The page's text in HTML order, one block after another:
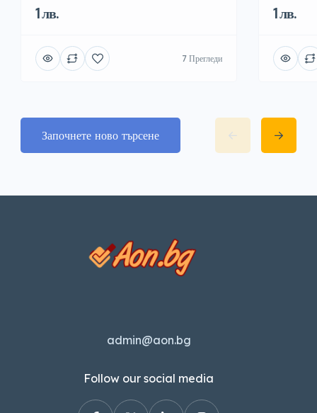
1 лв.
7 Прегледи
1 лв.
Започнете ново търсене
admin@aon.bg
Follow our social media